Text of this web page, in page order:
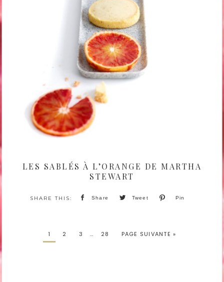
LES SABLÉS À L’ORANGE DE MARTHA
STEWART
Share Tweet Pin
1 2 3 … 28 PAGE SUIVANTE »